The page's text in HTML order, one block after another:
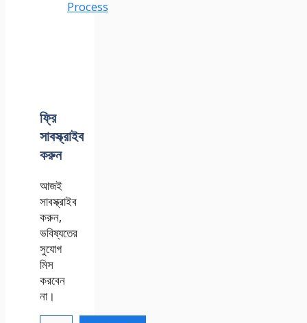
Process
ফ্রি
সাবস্ক্রাইব
করুন
আজই
সাবস্ক্রাইব
করুন,
ভবিষ্যতের
সুযোগ
মিস
করবেন
না।
আপনার ইমেইল টেক্সট করুন